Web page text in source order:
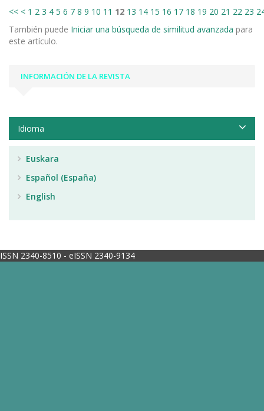
<< < 1 2 3 4 5 6 7 8 9 10 11 12 13 14 15 16 17 18 19 20 21 22 23
También puede Iniciar una búsqueda de similitud avanzada para
este artículo.
INFORMACIÓN DE LA REVISTA
Idioma
Euskara
Español (España)
English
ISSN 2340-8510 - eISSN 2340-9134